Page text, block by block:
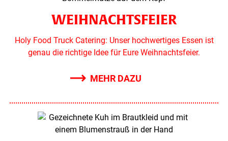
WEIHNACHTSFEIER
Holy Food Truck Catering: Unser hochwertiges Essen ist
genau die richtige Idee für Eure Weihnachtsfeier.
MEHR DAZU